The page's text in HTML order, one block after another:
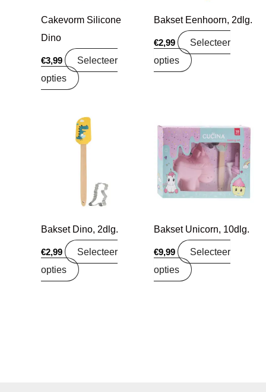
Cakevorm Silicone
Dino
€3,99
Selecteer
opties
Bakset Eenhoorn, 2dlg.
€2,99
Selecteer
opties
Bakset Dino, 2dlg.
€2,99
Selecteer
opties
Bakset Unicorn, 10dlg.
€9,99
Selecteer
opties